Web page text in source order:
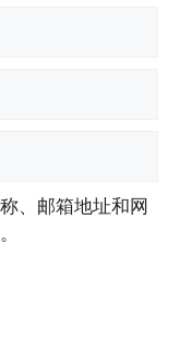
、邮箱地址和网